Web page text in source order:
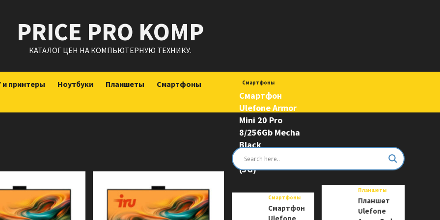
PRICE PRO KOMP
КАТАЛОГ ЦЕН НА КОМПЬЮТЕРНУЮ ТЕХНИКУ.
принтеры Ноутбуки Планшеты Смартфоны Смартфоны
Смартфон
Ulefone Armor
Mini 20 Pro
8/256Gb Mecha
Black
6975326663243
(5G)
Смартфоны
Смартфон
Планшеты
Планшет
Ulefone